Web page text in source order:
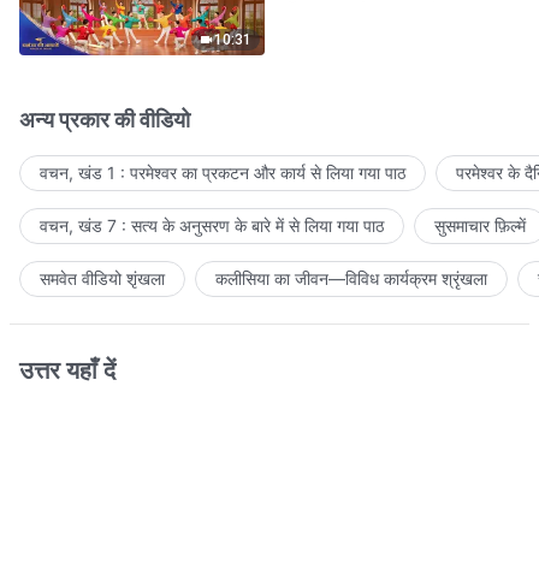
10:31
अन्य प्रकार की वीडियो
वचन, खंड 1 : परमेश्वर का प्रकटन और कार्य से लिया गया पाठ परमेश्वर के
वचन, खंड 7 : सत्य के अनुसरण के बारे में से लिया गया पाठ सुसमाचार फ़िल्में
समवेत वीडियो शृंखला कलीसिया का जीवन—विविध कार्यक्रम श्रृंखला
उत्तर यहाँ दें